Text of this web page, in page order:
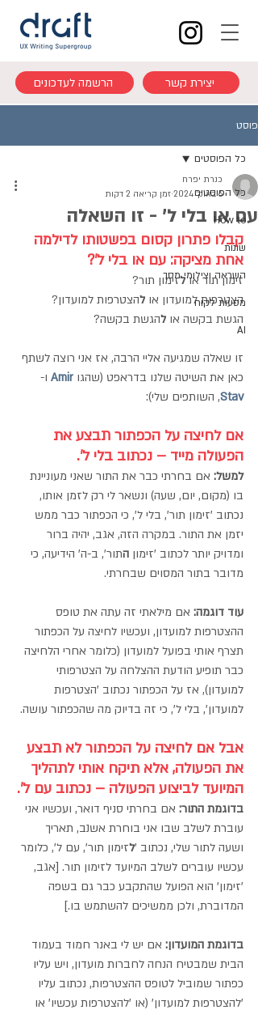
הרשמה לעדכונים יצירת קשר
פוסט
כל הפוסטים
How to
שונות
השראה וצילומי מסך
מסעות לקוח
AI
כל הפוסטים
עם או בלי ל' - זו השאלה
כנרת יפרח
6 באוק׳ 2024
זמן קריאה 2 דקות
קבלו פתרון קסום בפשטותו לדילמה
אחת מציקה: עם או בלי ל'?
זימון תור או לזימון תור?
הצטרפות למועדון או להצטרפות למועדון?
הגשת בקשה או להגשת בקשה?
זו שאלה שמגיעה אליי הרבה, אז אני רוצה לשתף
כאן את השיטה שלנו בדראפט (שהגו Amir ו-
Stav, השותפים שלי):
אם לחיצה על הכפתור תבצע את
הפעולה מייד – נכתוב בלי ל'.
למשל: אם בחרתי כבר את התור שאני מעוניינת
בו (מקום, יום, שעה) ונשאר לי רק לזמן אותו,
נכתוב 'זימון תור', בלי ל', כי הכפתור כבר ממש
יזמן את התור. במקרה הזה, אגב, יהיה ברור
ומדויק יותר לכתוב 'זימון התור', ב-ה' הידיעה, כי
מדובר בתור המסוים שבחרתי.
עוד דוגמה: אם מילאתי זה עתה את טופס
ההצטרפות למועדון, ועכשיו לחיצה על הכפתור
תצרף אותי בפועל למועדון (כלומר אחרי הלחיצה
כבר תופיע הודעת ההצלחה על הצטרפותי
למועדון), אז על הכפתור נכתוב 'הצטרפות
למועדון', בלי ל', כי זה בדיוק מה שהכפתור עושה.
אבל אם לחיצה על הכפתור לא תבצע
את הפעולה, אלא תיקח אותי לתהליך
המיועד לביצוע הפעולה – נכתוב עם ל'.
בדוגמת התור: אם בחרתי סניף דואר, ועכשיו אני
עוברת לשלב שבו אני בוחרת אשנב, תאריך
ושעה לתור שלי, נכתוב 'לזימון תור', עם ל', כלומר
עכשיו עוברים לשלב המיועד לזימון תור. [אגב,
'זימון' הוא הפועל שהתקבע כבר גם בשפה
המדוברת, ולכן ממשיכים להשתמש בו.]
בדוגמת המועדון: אם יש לי באנר חמוד בעמוד
הבית שמבטיח הנחה לחברות מועדון, ויש עליו
כפתור שמוביל לטופס ההצטרפות, נכתוב עליו
'להצטרפות למועדון' (או 'להצטרפות עכשיו' או